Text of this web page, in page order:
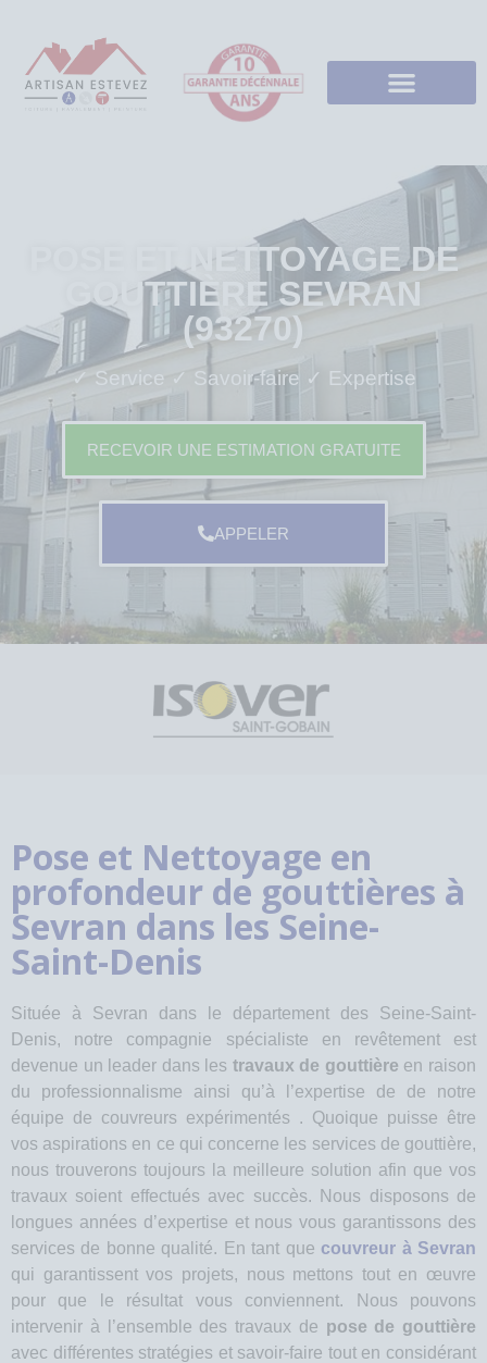
POSE ET NETTOYAGE DE
GOUTTIÈRE SEVRAN
(93270)
✓ Service ✓ Savoir-faire ✓ Expertise
RECEVOIR UNE ESTIMATION GRATUITE
APPELER
Pose et Nettoyage en
profondeur de gouttières à
Sevran dans les Seine-
Saint-Denis
Située à Sevran dans le département des Seine-Saint-
Denis, notre compagnie spécialiste en revêtement est
devenue un leader dans les travaux de gouttière en raison
du professionnalisme ainsi qu’à l’expertise de de notre
équipe de couvreurs expérimentés . Quoique puisse être
vos aspirations en ce qui concerne les services de gouttière,
nous trouverons toujours la meilleure solution afin que vos
travaux soient effectués avec succès. Nous disposons de
longues années d’expertise et nous vous garantissons des
services de bonne qualité. En tant que couvreur à Sevran
qui garantissent vos projets, nous mettons tout en œuvre
pour que le résultat vous conviennent. Nous pouvons
intervenir à l’ensemble des travaux de pose de gouttière
avec différentes stratégies et savoir-faire tout en considérant